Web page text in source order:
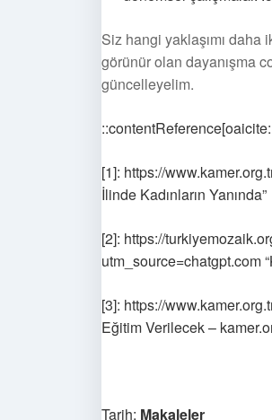
Siz hangi yaklaşımı
görünür olan dayanışma
güncelleyelim.
[1]: https://
İlinde Kadınların Yanında”
[2]: https://
utm_source=chatgpt.com
[3]: https://
Eğitim Verilecek –
Tarih: Makaleler